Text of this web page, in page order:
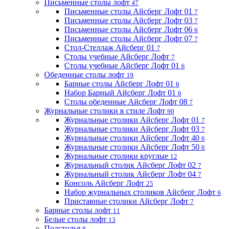
Письменные столы лофт 47
Письменные столы Айсберг Лофт 01 7
Письменные столы Айсберг Лофт 03 7
Письменные столы Айсберг Лофт 06 6
Письменные столы Айсберг Лофт 07 7
Стол-Стеллаж Айсберг 01 7
Столы учебные Айсберг Лофт 7
Столы учебные Айсберг Лофт 01 6
Обеденные столы лофт 19
Барные столы Айсберг Лофт 01 6
Набор Барный Айсберг Лофт 01 6
Столы обеденные Айсберг Лофт 08 7
Журнальные столики в стиле Лофт 90
Журнальные столики Айсберг Лофт 01 7
Журнальные столики Айсберг Лофт 03 7
Журнальные столики Айсберг Лофт 40 6
Журнальные столики Айсберг Лофт 50 6
Журнальные столики круглые 12
Журнальный столик Айсберг Лофт 02 7
Журнальный столик Айсберг Лофт 04 7
Консоль Айсберг Лофт 25
Набор журнальных столиков Айсберг Лофт 6
Приставные столики Айсберг Лофт 7
Барные столы лофт 11
Белые столы лофт 13